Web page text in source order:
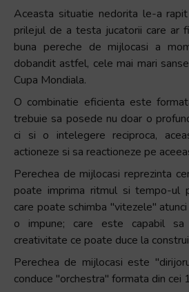
Aceasta situatie nedorita le-a rapit
prilejul de a testa jucatorii care ar
buna pereche de mijlocasi a
dobandit astfel, cele mai mari
Cupa Mondiala.
O combinatie eficienta este
trebuie sa posede nu doar o
ci si o intelegere reciproca,
actioneze si sa reactioneze pe
Perechea de mijlocasi reprezinta
poate imprima ritmul si tempo-ul
care poate schimba ″vitezele″
o impune; care este capabil sa
creativitate ce poate duce la
Perechea de mijlocasi este
conduce ″orchestra″ formata din cei